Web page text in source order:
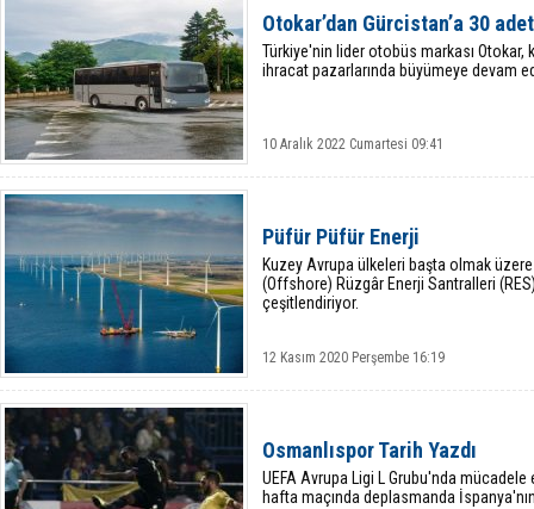
Otokar’dan Gürcistan’a 30
Türkiye'nin lider otobüs markası Otokar,
ihracat pazarlarında büyümeye devam
10 Aralık 2022 Cumartesi 09:41
Püfür Püfür Enerji
Kuzey Avrupa ülkeleri başta olmak
(Offshore) Rüzgâr Enerji Santralleri
çeşitlendiriyor.
12 Kasım 2020 Perşembe 16:19
Osmanlıspor Tarih Yazdı
UEFA Avrupa Ligi L Grubu'nda
hafta maçında deplasmanda